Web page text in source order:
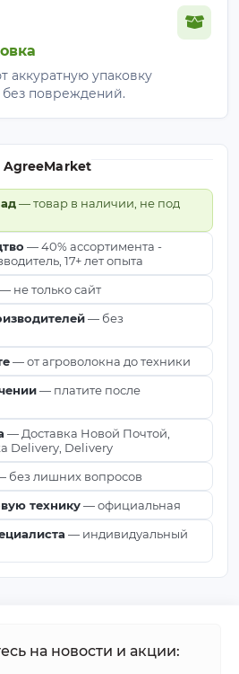
аккуратную упаковку
без повреждений.
— товар в наличии, не под
— 40% ассортимента -
17+ лет опыта
— не только сайт
— без
— от агроволокна до техники
— платите после
— Доставка Новой Почтой,
Delivery, Delivery
без лишних вопросов
технику— официальная
— индивидуальный
на новости и акции: